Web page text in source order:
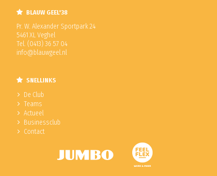
BLAUW GEEL'38
Pr. W. Alexander Sportpark 24
5461 XL Veghel
Tel. (0413) 36 57 04
info@blauwgeel.nl
SNELLINKS
De Club
Teams
Actueel
Businessclub
Contact